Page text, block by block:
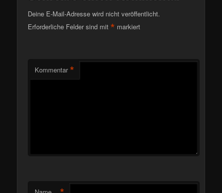
Deine E-Mail-Adresse wird nicht veröffentlicht.
Erforderliche Felder sind mit* markiert
Kommentar *